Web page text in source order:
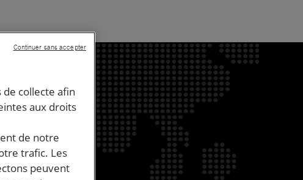
collecte afin
aux droits
de notre
trafic. Les
peuvent
Continuer sans accepter